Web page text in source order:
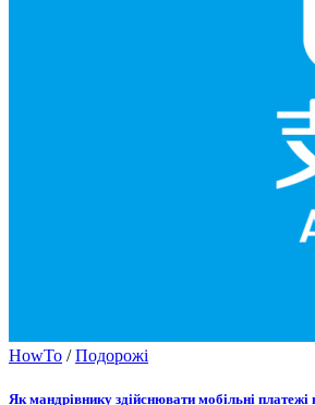
HowTo /Подорожі
Як мандрівнику здійснювати мобільні